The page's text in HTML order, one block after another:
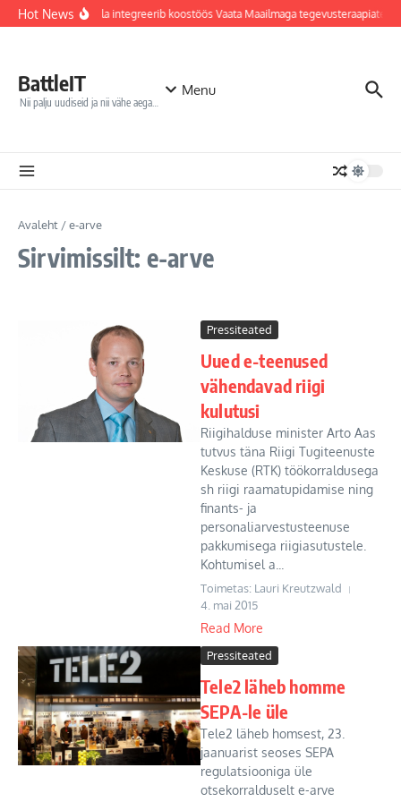
Sisu juurde
Hot NewsJõhvi haigla integreerib koostöös Vaata Maailmaga
BattleIT
Nii palju uudiseid ja nii vähe aega…
Menu
Avaleht /e-arve
Sirvimissilt: e-arve
Pressiteated
Uued e-teenused
vähendavad riigi
kulutusi
Riigihalduse minister Arto Aas
tutvus täna Riigi Tugiteenuste
Keskuse (RTK) töökorraldusega
sh riigi raamatupidamise ning
finants- ja
personaliarvestusteenuse
pakkumisega riigiasutustele.
Kohtumisel a...
Toimetas: Lauri Kreutzwald
4. mai 2015
Read More
Pressiteated
Tele2 läheb homme
SEPA-le üle
Tele2 läheb homsest, 23.
jaanuarist seoses SEPA
regulatsiooniga üle
otsekorralduselt e-arve